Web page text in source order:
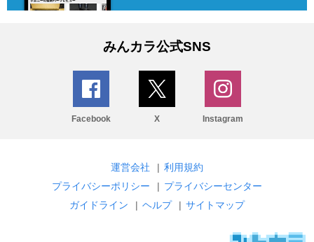
みんカラ公式SNS
Facebook X Instagram
運営会社 | 利用規約
プライバシーポリシー
| プライバシーセンター
ガイドライン
| ヘルプ | サイトマップ